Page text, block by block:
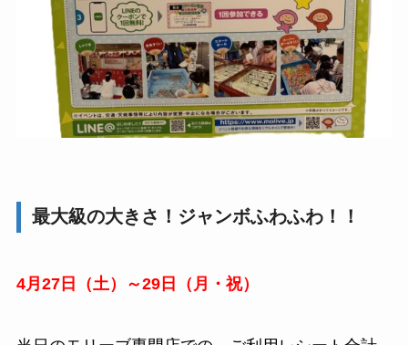
最大級の大きさ！ジャンボふわふわ！！
4月27日（土）～29日（月・祝）